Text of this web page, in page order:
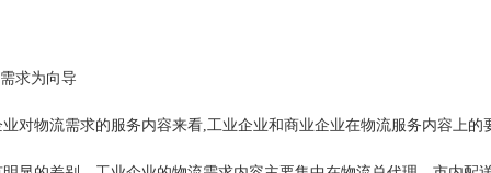
求为向导
业对物流需求的服务内容来看,工业企业和商业企业在物流服务内容上的